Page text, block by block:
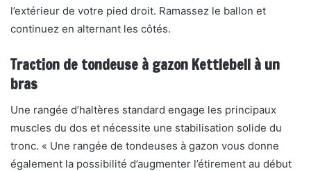
l’extérieur de votre pied droit. Ramassez le ballon et
continuez en alternant les côtés.
Traction de tondeuse à gazon Kettlebell à un
bras
Une rangée d’haltères standard engage les principaux
muscles du dos et nécessite une stabilisation solide du
tronc. « Une rangée de tondeuses à gazon vous donne
également la possibilité d’augmenter l’étirement au début